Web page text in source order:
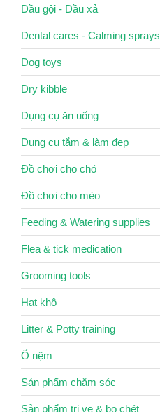
Dầu gội - Dầu xả
Dental cares - Calming sprays
Dog toys
Dry kibble
Dụng cụ ăn uống
Dụng cụ tắm & làm đẹp
Đồ chơi cho chó
Đồ chơi cho mèo
Feeding & Watering supplies
Flea & tick medication
Grooming tools
Hạt khô
Litter & Potty training
Ổ nệm
Sản phẩm chăm sóc
Sản phẩm trị ve & bọ chét